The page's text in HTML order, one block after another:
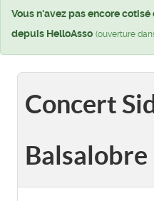
Vous n'avez pas encore
depuis HelloAsso (ouverture
Concert
Balsalobre